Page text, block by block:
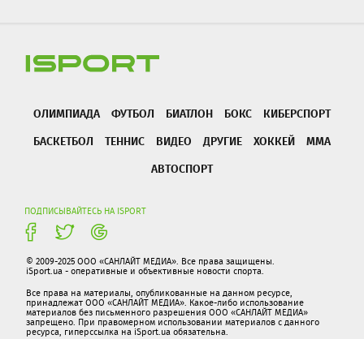
ОЛИМПИАДА ФУТБОЛ БИАТЛОН БОКС
КИБЕРСПОРТ
БАСКЕТБОЛ
ТЕННИС ВИДЕО ДРУГИЕ ХОККЕЙ
ММА
АВТОСПОРТ
ПОДПИСЫВАЙТЕСЬ НА ISPORT
© 2009-2025 ООО «САНЛАЙТ МЕДИА». Все права защищены.
iSport.ua - оперативные и объективные новости спорта.
Все права на материалы, опубликованные на данном ресурсе,
принадлежат ООО «САНЛАЙТ МЕДИА». Какое-либо использование
материалов без письменного разрешения ООО «САНЛАЙТ МЕДИА»
запрещено. При правомерном использовании материалов с данного
ресурса, гиперссылка на iSport.ua обязательна.